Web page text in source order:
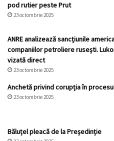
pod rutier peste Prut
23 octombrie 2025
ANRE analizează sancțiunile
companiilor petroliere rusești.
vizată direct
23 octombrie 2025
Anchetă privind corupția în
23 octombrie 2025
Băluțel pleacă de la Președinție